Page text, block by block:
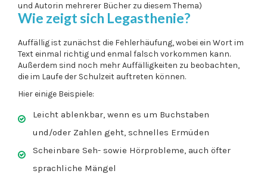
und Autorin mehrerer Bücher zu diesem Thema)
Wie zeigt sich Legasthenie?
Auffällig ist zunächst die Fehlerhäufung, wobei ein Wort im
Text einmal richtig und enmal falsch vorkommen kann.
Außerdem sind noch mehr Auffälligkeiten zu beobachten,
die im Laufe der Schulzeit auftreten können.
Hier einige Beispiele:
Leicht ablenkbar, wenn es um Buchstaben
und/oder Zahlen geht, schnelles Ermüden
Scheinbare Seh- sowie Hörprobleme, auch öfter
sprachliche Mängel